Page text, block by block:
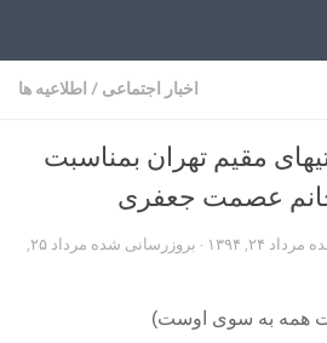
اخبار اجتماعی / اطلاعیه ها
مقیم تهران بمناسبت
عصمت جعفری
مرداد ۲۴, ۱۳۹۴ · بروزرسانی شده
مرداد ۲۵,
همه به سوی اوست)